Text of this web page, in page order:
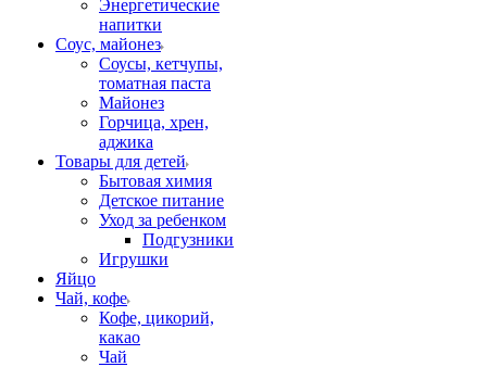
Энергетические
напитки
Соус, майонез
Соусы, кетчупы,
томатная паста
Майонез
Горчица, хрен,
аджика
Товары для детей
Бытовая химия
Детское питание
Уход за ребенком
Подгузники
Игрушки
Яйцо
Чай, кофе
Кофе, цикорий,
какао
Чай